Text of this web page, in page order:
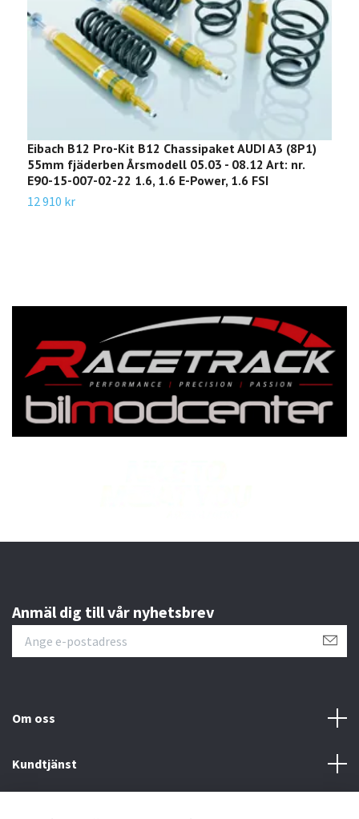
Eibach B12 Pro-Kit B12 Chassipaket AUDI A3 (8P1)
55mm fjäderben Årsmodell 05.03 - 08.12 Art: nr.
E90-15-007-02-22 1.6, 1.6 E-Power, 1.6 FSI
12 910 kr
Anmäl dig till vår nyhetsbrev
Om oss
Kundtjänst